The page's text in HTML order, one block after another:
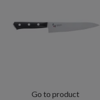
Go to product